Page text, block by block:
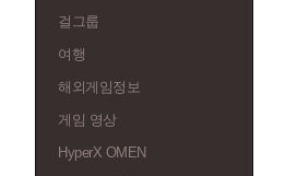
걸그룹
여행
해외게임정보
게임 영상
HyperX OMEN